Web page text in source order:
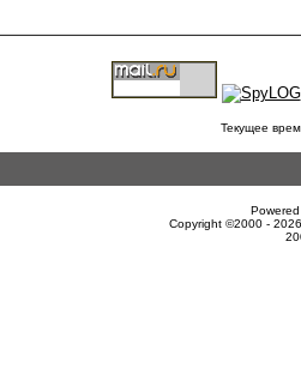
Текущее
Copyright ©2000 -